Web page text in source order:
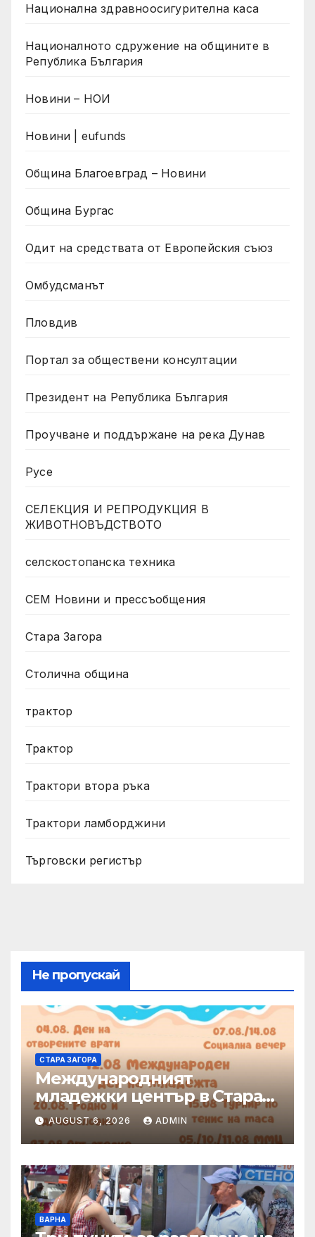
Национална здравноосигурителна каса
Националното сдружение на общините в
Република България
Новини – НОИ
Новини | eufunds
Община Благоевград – Новини
Община Бургас
Одит на средствата от Европейския съюз
Омбудсманът
Пловдив
Портал за обществени консултации
Президент на Република България
Проучване и поддържане на река Дунав
Русе
СЕЛЕКЦИЯ И РЕПРОДУКЦИЯ В
ЖИВОТНОВЪДСТВОТО
селскостопанска техника
СЕМ Новини и прессъобщения
Стара Загора
Столична община
трактор
Трактор
Трактори втора ръка
Трактори ламборджини
Търговски регистър
Не пропускай
СТАРА ЗАГОРА
Международният
младежки център в Стара
Загора представя богата
програма от инициативи
през август
AUGUST 6, 2026 ADMIN
ВАРНА